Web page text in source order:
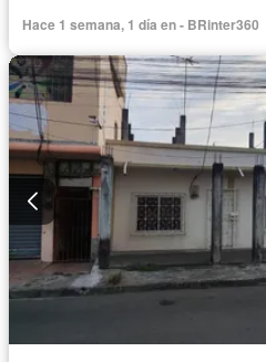
Hace 1 semana, 1 día en - BRinter360